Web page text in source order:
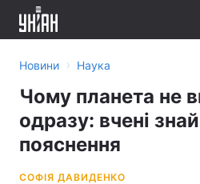
Новини › Наука
Чому планета не
одразу: вчені
пояснення
СОФІЯ ДАВИДЕНКО